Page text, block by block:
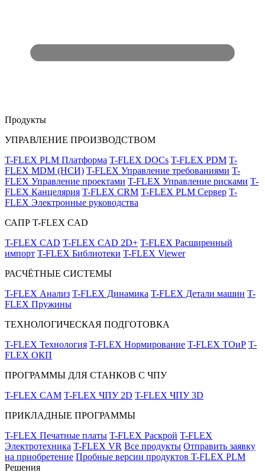
Продукты
УПРАВЛЕНИЕ ПРОИЗВОДСТВОМ
T-FLEX PLM Платформа T-FLEX DOCs T-FLEX PDM T-
FLEX MDM (НСИ) T-FLEX Управление требованиями T-
FLEX Управление проектами T-FLEX Управление рисками T-
FLEX Канцелярия T-FLEX CRM T-FLEX PLM Сервер T-
FLEX Электронные руководства
САПР T-FLEX CAD
T-FLEX CAD T-FLEX CAD 2D+ T-FLEX Расширенный
импорт T-FLEX Библиотеки T-FLEX Viewer
РАСЧЁТНЫЕ СИСТЕМЫ
T-FLEX Анализ T-FLEX Динамика T-FLEX Детали машин T-
FLEX Пружины
ТЕХНОЛОГИЧЕСКАЯ ПОДГОТОВКА
T-FLEX Технология T-FLEX Нормирование T-FLEX ТОиР T-
FLEX ОКП
ПРОГРАММЫ ДЛЯ СТАНКОВ С ЧПУ
T-FLEX CAM T-FLEX ЧПУ 2D T-FLEX ЧПУ 3D
ПРИКЛАДНЫЕ ПРОГРАММЫ
T-FLEX Печатные платы T-FLEX Раскрой T-FLEX
Электротехника T-FLEX VR Все продукты Отправить заявку
на приобретение Пробные версии продуктов T-FLEX PLM
Решения